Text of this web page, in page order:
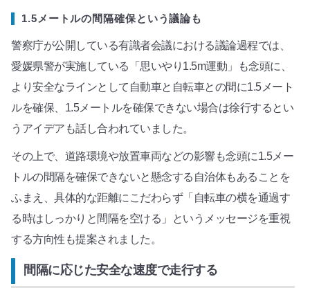
1.5メートルの間隔確保という議論も
警察庁が公開している有識者会議における議論過程では、
愛媛県警が実施している「思いやり1.5m運動」も念頭に、
より安全なラインとして自動車と自転車との間に1.5メート
ルを確保、1.5メートルを確保できない場合は徐行するとい
うアイデアも話し合われていました。
その上で、道路環境や放置車両などの影響も念頭に1.5メー
トルの間隔を確保できないと懸念する自治体もあることを
ふまえ、具体的な距離にこだわらず「自転車の横を通過す
る時はしっかりと間隔を空ける」というメッセージを重視
する方向性も提案されました。
間隔に応じた安全な速度で走行する